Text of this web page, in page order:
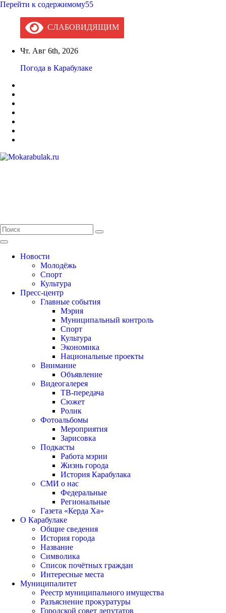
Перейти к содержимому55
СЛАБОВИДЯЩИМ
Чт. Авг 6th, 2026
Погода в Карабулаке
Новости
Молодёжь
Спорт
Культура
Пресс-центр
Главные события
Мэрия
Муниципальный контроль
Спорт
Культура
Экономика
Национальные проекты
Внимание
Объявление
Видеогалерея
ТВ-передача
Сюжет
Ролик
Фотоальбомы
Мероприятия
Зарисовка
Подкасты
Работа мэрии
Жизнь города
История Карабулака
СМИ о нас
Федеральные
Региональные
Газета «Керда Ха»
О Карабулаке
Общие сведения
История города
Название
Символика
Список почётных граждан
Интересные места
Муниципалитет
Реестр муниципального имущества
Разъяснение прокуратуры
Городской совет депутатов